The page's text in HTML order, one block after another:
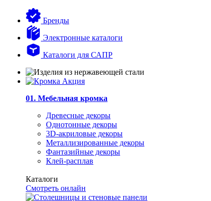
Бренды
Электронные каталоги
Каталоги для САПР
01. Мебельная кромка
Древесные декоры
Однотонные декоры
3D-акриловые декоры
Металлизированные декоры
Фантазийные декоры
Клей-расплав
Каталоги
Смотреть онлайн